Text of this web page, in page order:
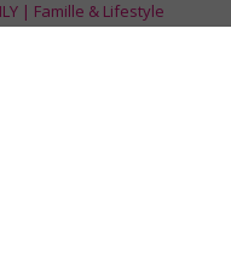
| Famille & Lifestyle